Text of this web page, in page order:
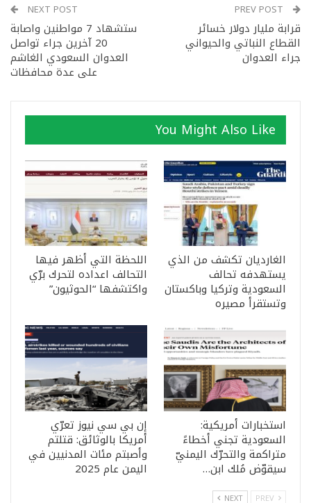
قرابة مليار دولار خسائر
القطاع النباتي والحيواني
جراء العدوان
NEXT POST
ستشهاد 7 مواطنين واصابة
20 آخرين جراء تواصل
العدوان السعودي الغاشم
على عدة محافظات
You Might Also Like
الغارديان تكشف من الذي
يستهدفه تحالف
السعودية وتركيا وباكستان
وتستقرأ مصيره
اللحظة التي أظهر فيها
التحالف اعداده لتحرك برّي
واكتشفها “الحوثيون”
استخبارات أمريكية:
السعودية تجني أخطاءً
متراكمة والتحرّك اليمنيّ
سيقوّض مُلك ابن…
إن بي سي نيوز تعرّي
أمريكا بالوثائق: قتلتم
وأصبتم مئات المدنيين في
اليمن عام 2025
NEXT